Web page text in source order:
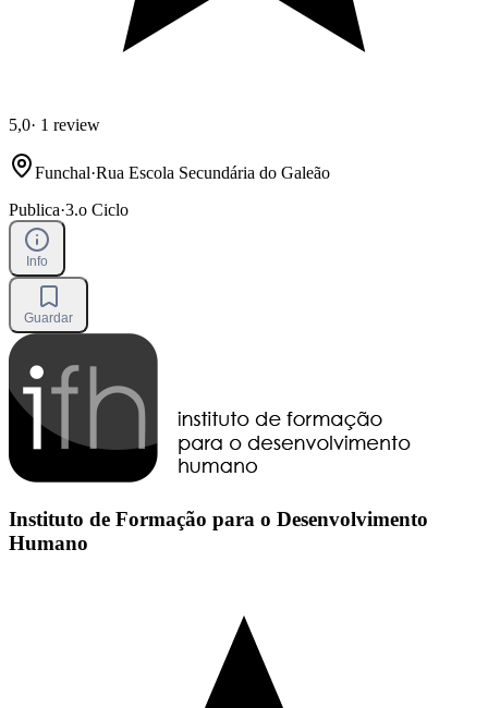
5,0· 1 review
Funchal·Rua Escola Secundária do Galeão
Publica·3.o Ciclo
Info
Guardar
Instituto de Formação para o Desenvolvimento
Humano